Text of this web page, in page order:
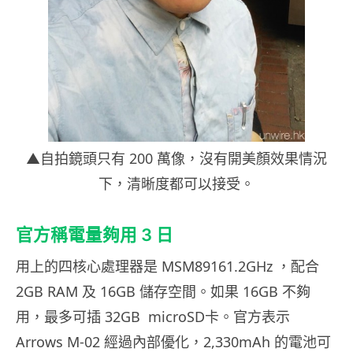
▲自拍鏡頭只有 200 萬像，沒有開美顏效果情況
下，清晰度都可以接受。
官方稱電量夠用 3 日
用上的四核心處理器是 MSM89161.2GHz ，配合
2GB RAM 及 16GB 儲存空間。如果 16GB 不夠
用，最多可插 32GB microSD卡。官方表示
Arrows M-02 經過內部優化，2,330mAh 的電池可